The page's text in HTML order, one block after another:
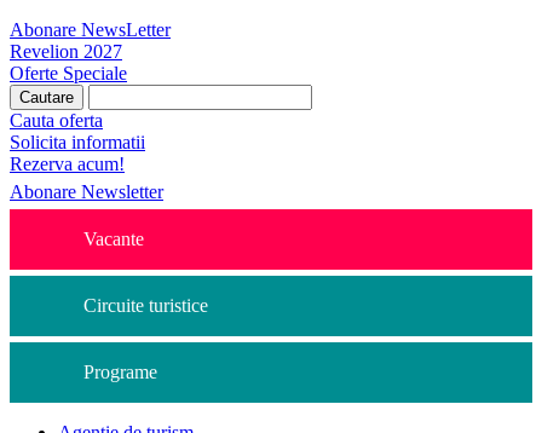
Abonare NewsLetter
Revelion 2027
Oferte Speciale
Cauta oferta
Solicita informatii
Rezerva acum!
Abonare Newsletter
Vacante
Circuite turistice
Programe